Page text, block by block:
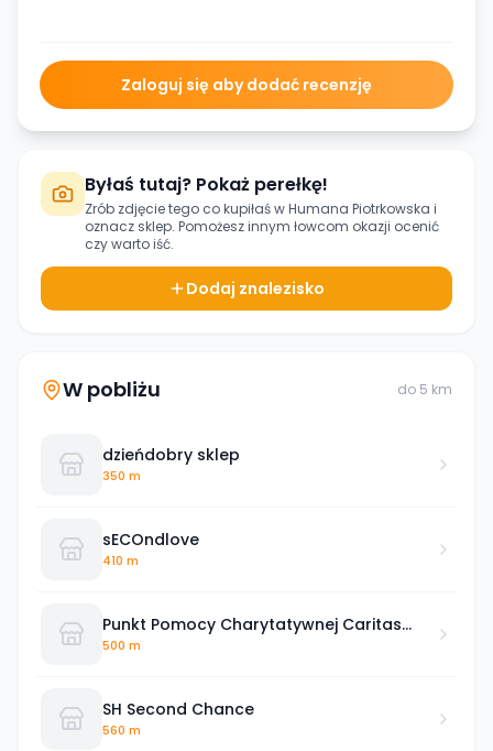
Zaloguj się aby dodać recenzję
Byłaś tutaj? Pokaż perełkę!
Zrób zdjęcie tego co kupiłaś wHumana Piotrkowska i
oznacz sklep. Pomożesz innym łowcom okazji ocenić
czy warto iść.
Dodaj znalezisko
W pobliżu do 5 km
dzieńdobry sklep
350 m
sECOndlove
410 m
Punkt Pomocy Charytatywnej Caritas
Archidiecezji Łódzkiej
500 m
SH Second Chance
560 m